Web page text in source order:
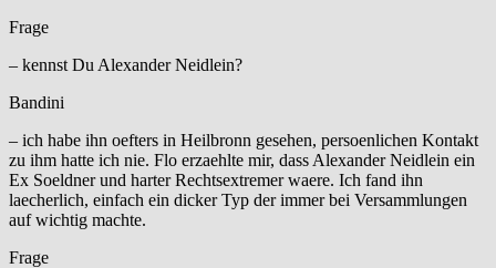
Frage
– kennst Du Alexander Neidlein?
Bandini
– ich habe ihn oefters in Heilbronn gesehen, persoenlichen Kontakt
zu ihm hatte ich nie. Flo erzaehlte mir, dass Alexander Neidlein ein
Ex Soeldner und harter Rechtsextremer waere. Ich fand ihn
laecherlich, einfach ein dicker Typ der immer bei Versammlungen
auf wichtig machte.
Frage